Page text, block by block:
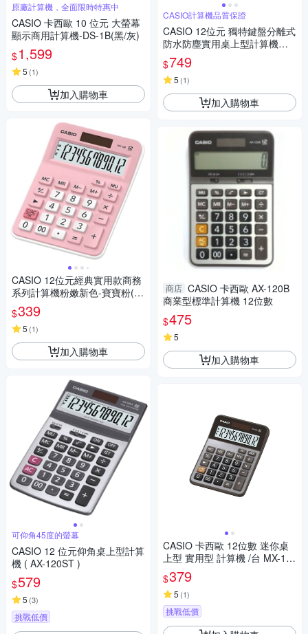
原廠計算機，全面限時特惠中
CASIO 卡西歐 10 位元 大螢幕
顯示商用計算機-DS-1B(黑/灰)
$1,599
5 (1)
加入購物車
CASIO 12位元經典實用款商務
系列計算機粉嫩新色-寶寶粉(M
X-12B-PK)
$339
5 (1)
加入購物車
可仰角45度的螢幕
CASIO 12 位元仰角桌上型計算
機 ( AX-120ST )
$579
5 (3)
挑戰低價
CASIO計算機品質保證
CASIO 12位元 獨特鍵盤分離式
防水防塵實用桌上型計算機WM
-320MT-大黃蜂潮流配
$749
5 (1)
加入購物車
商店 CASIO 卡西歐 AX-120B
商業型標準計算機 12位數
$475
5
加入購物車
CASIO 卡西歐 12位數 迷你桌
上型 實用型 計算機 /台 MX-12
0B
$379
5 (1)
挑戰低價